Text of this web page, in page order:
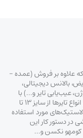
علاوه بر فروش (عمده –
بالانس دیجیتالی،
عیب‌یابی تایر و…) با
استفاده از به روزترین و دقیق‌ترین دستگاه‌ها برای انواع تایرها از سایز ۱۳ تا
لاستیک‌های مورد استفاده
در دستور کار این
کومهو نکسن و…